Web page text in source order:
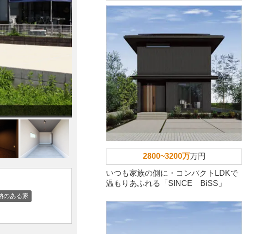
のある家
2800~3200万万円
いつも家族の側に・コンパクトLDKで
温もりあふれる「SINCE BiSS」